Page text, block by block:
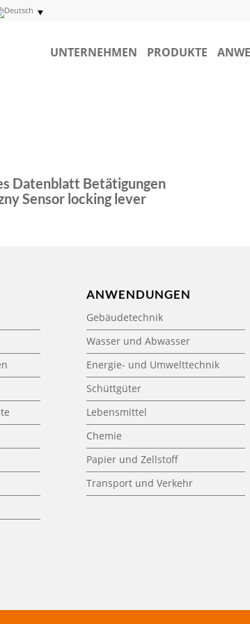
UNTERNEHMEN PRODUKTE
Datenblatt Betätigungen
Sensor locking lever
ANWENDUNGEN
Gebäudetechnik
Wasser und Abwasser
Energie- und Umwelttechnik
Schüttgüter
Lebensmittel
Chemie
Papier und Zellstoff
Transport und Verkehr